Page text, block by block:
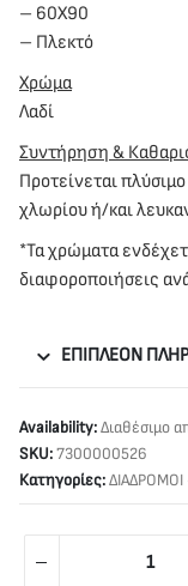
– 60Χ90
– Πλεκτό
Χρώμα
Λαδί
Συντήρηση &
Προτείνεται
χλωρίου ή/και
*Τα χρώματα
διαφοροποιήσεις
ΕΠΙΠΛΈΟΝ
Availability:Διαθέσιμο
SKU:7300000526
Κατηγορίες:ΔΙΑΔΡΟΜΟΙ